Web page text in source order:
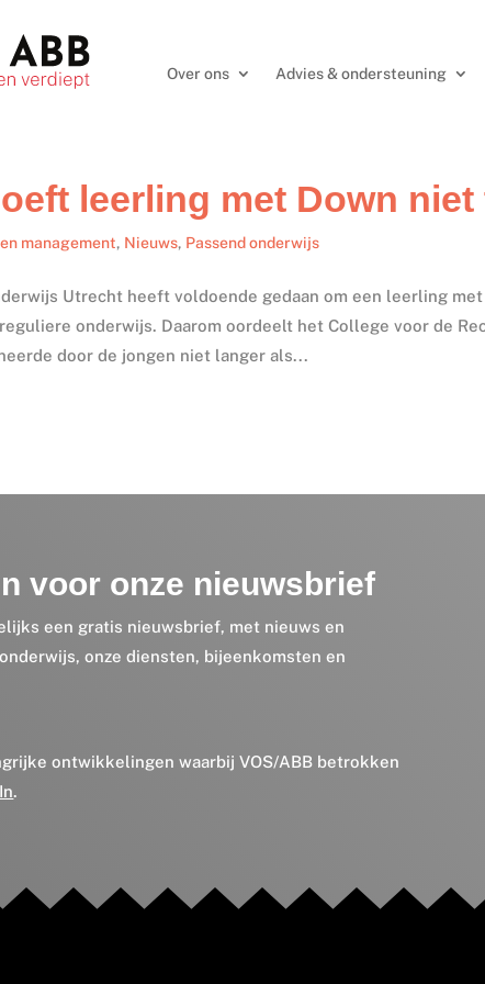
Over ons Advies & ondersteuning
leerling met Down niet
management, Nieuws, Passend onderwijs
Utrecht heeft voldoende gedaan om een leerling
onderwijs. Daarom oordeelt het College voor de
door de jongen niet langer als...
voor onze nieuwsbrief
een gratis nieuwsbrief, met nieuws en
onze diensten, bijeenkomsten en
ontwikkelingen waarbij VOS/ABB betrokken
.